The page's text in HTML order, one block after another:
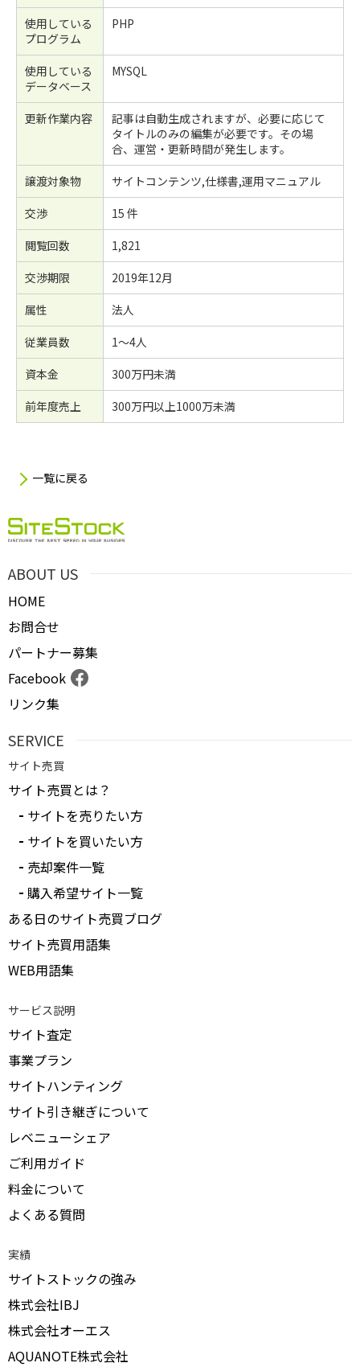
使用している
プログラム
PHP
使用している
データベース
MYSQL
更新作業内容
記事は自動生成されますが、必要に応じて
タイトルのみの編集が必要です。その場
合、運営・更新時間が発生します。
譲渡対象物
サイトコンテンツ,仕様書,運用マニュアル
交渉
15 件
閲覧回数
1,821
交渉期限
2019年12月
属性
法人
従業員数
1～4人
資本金
300万円未満
前年度売上
300万円以上1000万未満
一覧に戻る
ABOUT US
HOME
お問合せ
パートナー募集
Facebook
リンク集
SERVICE
サイト売買
サイト売買とは？
サイトを売りたい方
サイトを買いたい方
売却案件一覧
購入希望サイト一覧
ある日のサイト売買ブログ
サイト売買用語集
WEB用語集
サービス説明
サイト査定
事業プラン
サイトハンティング
サイト引き継ぎについて
レベニューシェア
ご利用ガイド
料金について
よくある質問
実績
サイトストックの強み
株式会社IBJ
株式会社オーエス
AQUANOTE株式会社